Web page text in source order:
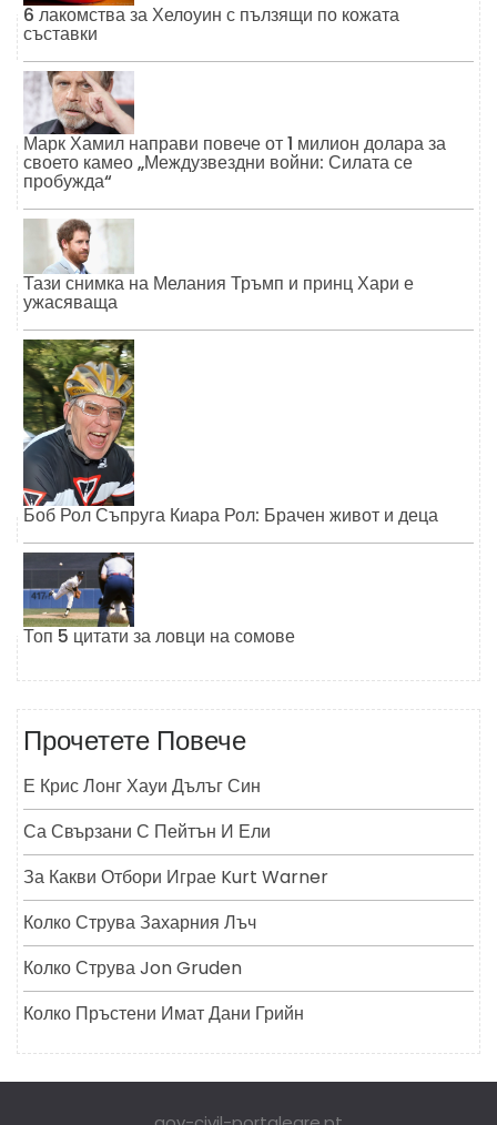
6 лакомства за Хелоуин с пълзящи по кожата
съставки
Марк Хамил направи повече от 1 милион долара за
своето камео „Междузвездни войни: Силата се
пробужда“
Тази снимка на Мелания Тръмп и принц Хари е
ужасяваща
Боб Рол Съпруга Киара Рол: Брачен живот и деца
Топ 5 цитати за ловци на сомове
Прочетете Повече
Е Крис Лонг Хауи Дълъг Син
Са Свързани С Пейтън И Ели
За Какви Отбори Играе Kurt Warner
Колко Струва Захарния Лъч
Колко Струва Jon Gruden
Колко Пръстени Имат Дани Грийн